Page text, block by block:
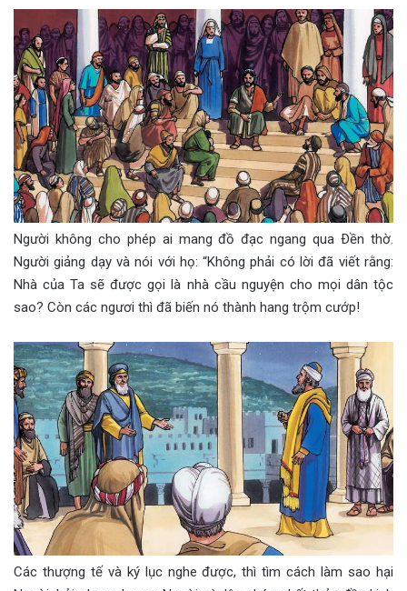
Người không cho phép ai mang đồ đạc ngang qua Ðền thờ.
Người giảng dạy và nói với họ: “Không phải có lời đã viết rằng:
Nhà của Ta sẽ được gọi là nhà cầu nguyện cho mọi dân tộc
sao? Còn các ngươi thì đã biến nó thành hang trộm cướp!
Các thượng tế và ký lục nghe được, thì tìm cách làm sao hại